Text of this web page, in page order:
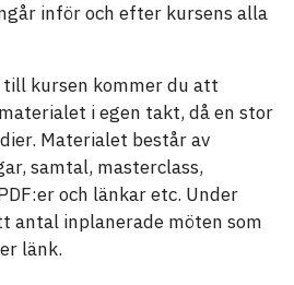
inför och efter kursens alla
till kursen kommer du att
i egen takt, då en stor
Materialet består av
samtal, masterclass,
och länkar etc. Under
antal inplanerade möten som
länk.